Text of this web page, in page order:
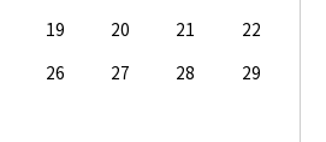
19 20 21
22
26 27 28
29